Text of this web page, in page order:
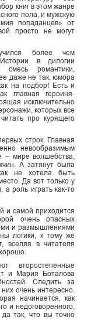
книг в этом жанре
пола, и мужскую
попаданцев» от
просто не могут
более чем
в дилогии
романтики,
даже не так, юмора
на подбор! Есть и
главная героиня-
исключительно
которых все
про курящего
строк. Главная
невообразимым
– мире волшебства,
А затянут была
не хотела быть
Да вот только у
а роль играть как-то
и самой приходится
очень опасных
и размышлениями
логики, к тому же
вселяя в читателя
второстепенные
и Мария Боталова
Следить за
очень интересно.
начинается, как
и недоговоренного,
так, что вы точно